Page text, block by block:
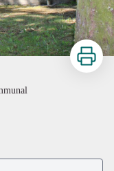
Imprimer